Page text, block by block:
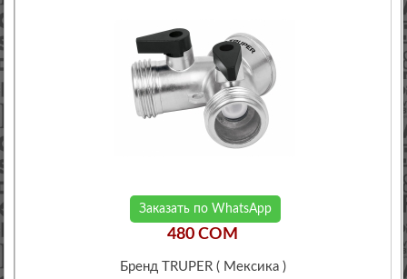
Заказать по WhatsApp
480 COM
Бренд TRUPER ( Мексика )